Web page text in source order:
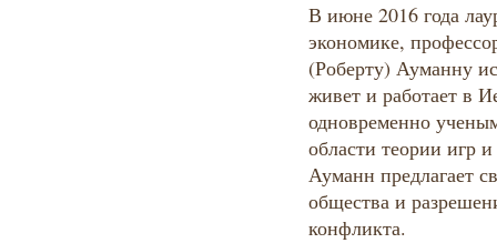
В июне 2016 года
экономике,
(Роберту) Ауманну
живет и работает в
одновременно
области теории игр
Ауманн предлагает
общества и
конфликта.